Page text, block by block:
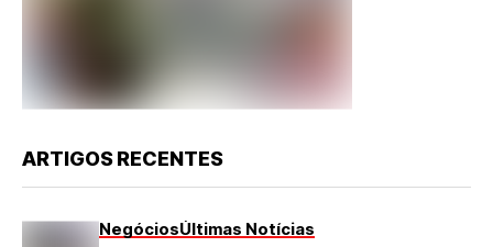
ARTIGOS RECENTES
NegóciosÚltimas Notícias